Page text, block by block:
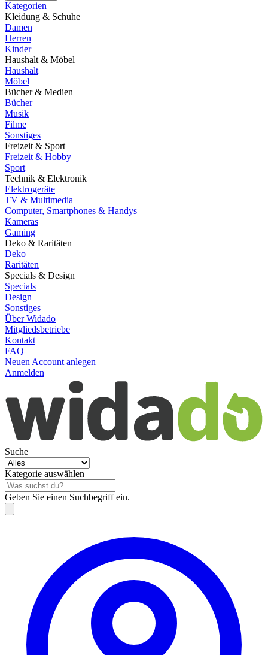
Kategorien
Kleidung & Schuhe
Damen
Herren
Kinder
Haushalt & Möbel
Haushalt
Möbel
Bücher & Medien
Bücher
Musik
Filme
Sonstiges
Freizeit & Sport
Freizeit & Hobby
Sport
Technik & Elektronik
Elektrogeräte
TV & Multimedia
Computer, Smartphones & Handys
Kameras
Gaming
Deko & Raritäten
Deko
Raritäten
Specials & Design
Specials
Design
Sonstiges
Über Widado
Mitgliedsbetriebe
Kontakt
FAQ
Neuen Account anlegen
Anmelden
Suche
Kategorie auswählen
Geben Sie einen Suchbegriff ein.